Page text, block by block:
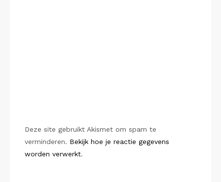
Deze site gebruikt Akismet om spam te
verminderen. Bekijk hoe je reactie gegevens
worden verwerkt.